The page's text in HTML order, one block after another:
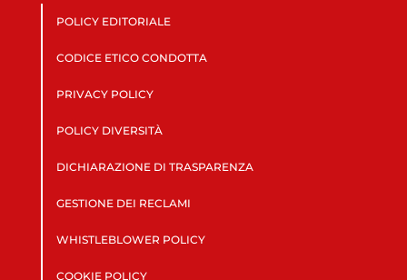
POLICY EDITORIALE
CODICE ETICO CONDOTTA
PRIVACY POLICY
POLICY DIVERSITÀ
DICHIARAZIONE DI TRASPARENZA
GESTIONE DEI RECLAMI
WHISTLEBLOWER POLICY
COOKIE POLICY